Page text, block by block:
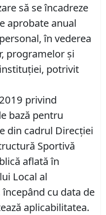
să se încadreze
aprobate anual
în vederea
programelor şi
potrivit
privind
bază pentru
din cadrul Direcției
Sportivă
aflată în
Local al
cu data de
aplicabilitatea.